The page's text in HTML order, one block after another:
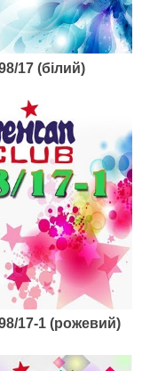
17 (білий)
17-1 (рожевий)